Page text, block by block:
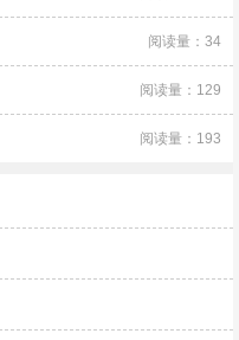
阅读量：34
阅读量：129
阅读量：193